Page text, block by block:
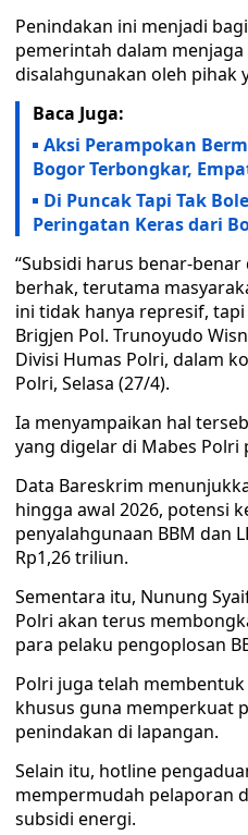
Penindakan ini menjadi
pemerintah dalam
disalahgunakan oleh pihak
Baca Juga:
Aksi Perampokan
Bogor Terbongkar,
Di Puncak Tapi Tak
Peringatan Keras dari
“Subsidi harus benar-
berhak, terutama
ini tidak hanya represif,
Brigjen Pol. Trunoyudo
Divisi Humas Polri, dalam
Polri, Selasa (27/4).
Ia menyampaikan hal
yang digelar di Mabes Polri
Data Bareskrim
hingga awal 2026, potensi
penyalahgunaan BBM dan
Rp1,26 triliun.
Sementara itu, Nunung
Polri akan terus
para pelaku pengoplosan
Polri juga telah
khusus guna memperkuat
penindakan di lapangan.
Selain itu, hotline
mempermudah pelaporan
subsidi energi.